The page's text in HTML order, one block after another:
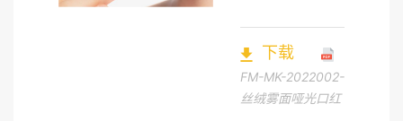
下载
FM-MK-2022002-
丝绒雾面哑光口红